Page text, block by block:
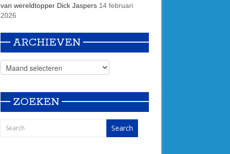
van wereldtopper Dick Jaspers 14 februari
2026
ARCHIEVEN
ZOEKEN